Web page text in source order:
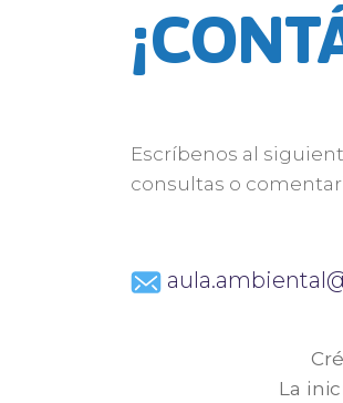
Escríbenos al
consultas o
La